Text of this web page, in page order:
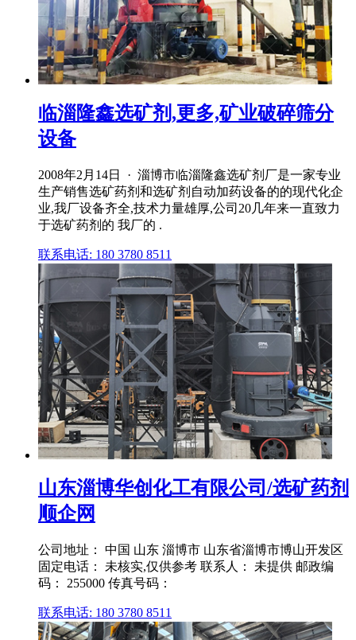
临淄隆鑫选矿剂,更多,矿业破碎筛分
设备
2008年2月14日 · 淄博市临淄隆鑫选矿剂厂是一家专业
生产销售选矿药剂和选矿剂自动加药设备的的现代化企
业,我厂设备齐全,技术力量雄厚,公司20几年来一直致力
于选矿药剂的 我厂的 .
联系电话: 180 3780 8511
山东淄博华创化工有限公司/选矿药剂
顺企网
公司地址： 中国 山东 淄博市 山东省淄博市博山开发区
固定电话： 未核实,仅供参考 联系人： 未提供 邮政编
码： 255000 传真号码：
联系电话: 180 3780 8511